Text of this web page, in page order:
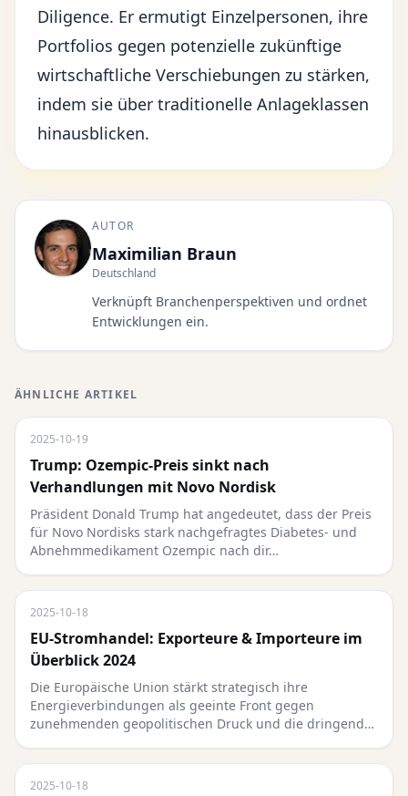
Diligence. Er ermutigt Einzelpersonen, ihre
Portfolios gegen potenzielle zukünftige
wirtschaftliche Verschiebungen zu stärken,
indem sie über traditionelle Anlageklassen
hinausblicken.
AUTOR
Maximilian Braun
Deutschland
Verknüpft Branchenperspektiven und ordnet
Entwicklungen ein.
ÄHNLICHE ARTIKEL
2025-10-19
Trump: Ozempic-Preis sinkt nach
Verhandlungen mit Novo Nordisk
Präsident Donald Trump hat angedeutet, dass der Preis
für Novo Nordisks stark nachgefragtes Diabetes- und
Abnehmmedikament Ozempic nach dir…
2025-10-18
EU-Stromhandel: Exporteure & Importeure im
Überblick 2024
Die Europäische Union stärkt strategisch ihre
Energieverbindungen als geeinte Front gegen
zunehmenden geopolitischen Druck und die dringend…
2025-10-18